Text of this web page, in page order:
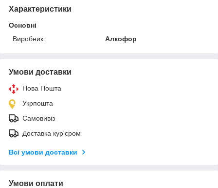
Характеристики
Основні
Виробник
Алкофор
Умови доставки
Нова Пошта
Укрпошта
Самовивіз
Доставка кур'єром
Всі умови доставки
Умови оплати